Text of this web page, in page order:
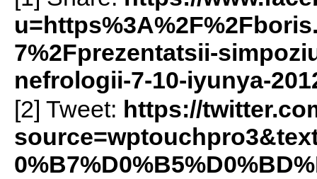
7%2Fprezentatsii-
nefrologii-7-10-iyunya-
[2] Tweet: https://